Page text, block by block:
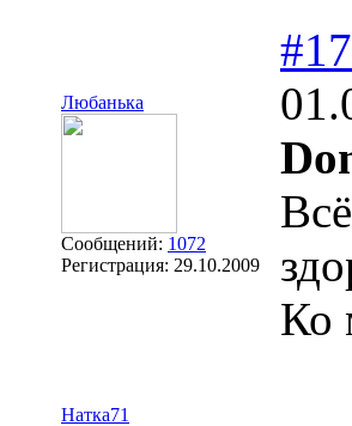
Любанька
Сообщений: 1072
Регистрация: 29.10.2009
Ко
Натка71